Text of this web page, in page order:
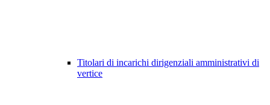
Titolari di incarichi dirigenziali amministrativi di
vertice